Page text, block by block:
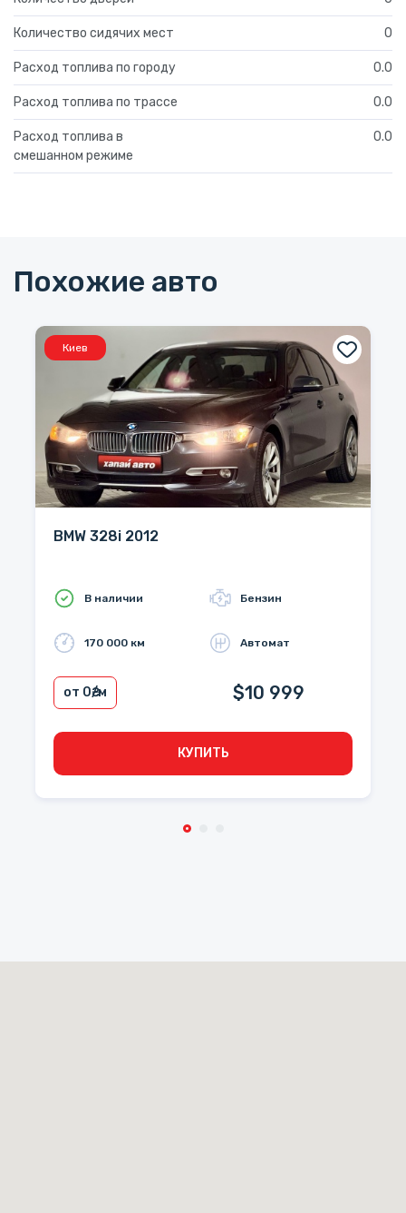
Количество сидячих мест 0
Расход топлива по городу 0.0
Расход топлива по трассе 0.0
Расход топлива в
смешанном режиме
0.0
Похожие авто
Киев
BMW 328i 2012
В наличии Бензин
170 000 км Автомат
от 0₴/м $10 999
КУПИТЬ